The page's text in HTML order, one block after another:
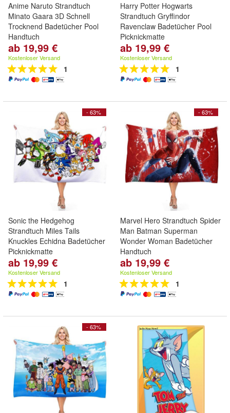
Anime Naruto Strandtuch
Minato Gaara 3D Schnell
Trocknend Badetücher Pool
Handtuch
ab 19,99 €
Kostenloser Versand
1
Harry Potter Hogwarts
Strandtuch Gryffindor
Ravenclaw Badetücher Pool
Picknickmatte
ab 19,99 €
Kostenloser Versand
1
- 63%
Sonic the Hedgehog
Strandtuch Miles Tails
Knuckles Echidna Badetücher
Picknickmatte
ab 19,99 €
Kostenloser Versand
1
- 63%
Marvel Hero Strandtuch Spider
Man Batman Superman
Wonder Woman Badetücher
Handtuch
ab 19,99 €
Kostenloser Versand
1
- 63%